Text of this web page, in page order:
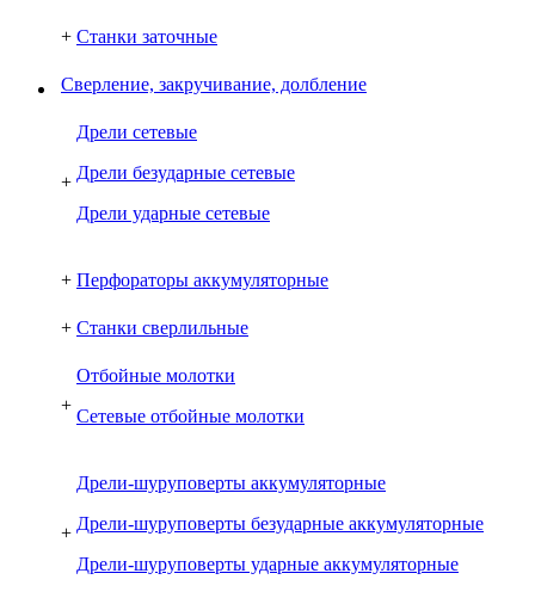
+ Станки заточные
Сверление, закручивание, долбление
+
Дрели сетевые
Дрели безударные сетевые
Дрели ударные сетевые
+ Перфораторы аккумуляторные
+ Станки сверлильные
+
Отбойные молотки
Сетевые отбойные молотки
+
Дрели-шуруповерты аккумуляторные
Дрели-шуруповерты безударные аккумуляторные
Дрели-шуруповерты ударные аккумуляторные